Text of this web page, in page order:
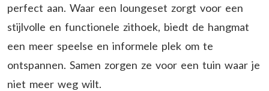
perfect aan. Waar een loungeset zorgt voor een
stijlvolle en functionele zithoek, biedt de hangmat
een meer speelse en informele plek om te
ontspannen. Samen zorgen ze voor een tuin waar je
niet meer weg wilt.